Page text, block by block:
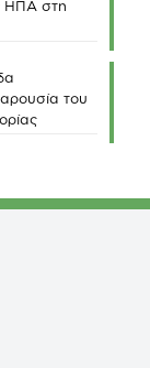
ΗΠΑ στη
του